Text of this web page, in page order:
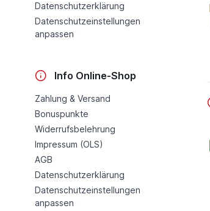
Datenschutzerklärung
Datenschutzeinstellungen
anpassen
Info Online-Shop
Zahlung & Versand
Bonuspunkte
Widerrufsbelehrung
Impressum (OLS)
AGB
Datenschutzerklärung
Datenschutzeinstellungen
anpassen